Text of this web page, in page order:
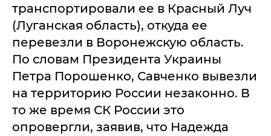
транспортировали ее в Красный Луч
(Луганская область), откуда ее
перевезли в Воронежскую область.
По словам Президента Украины
Петра Порошенко, Савченко вывезли
на территорию России незаконно. В
то же время СК России это
опровергли, заявив, что Надежда